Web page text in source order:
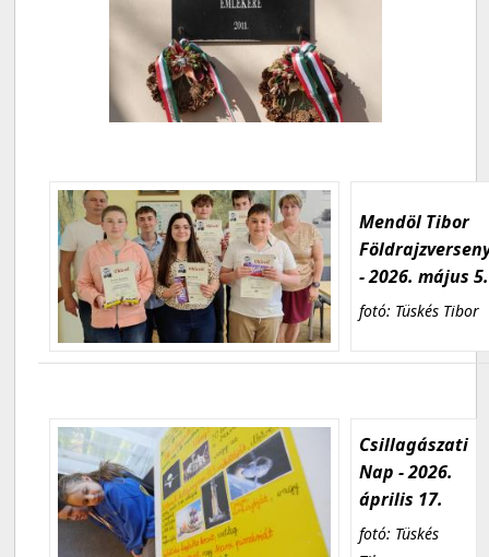
Mendöl Tibor
- 2026. május 5.
fotó: Tüskés Tibor
Csillagászati
Nap - 2026.
április 17.
fotó: Tüskés